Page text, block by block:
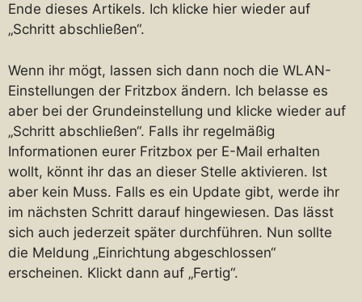
Ende dieses Artikels. Ich klicke hier wieder auf
„Schritt abschließen“.
Wenn ihr mögt, lassen sich dann noch die WLAN-
Einstellungen der Fritzbox ändern. Ich belasse es
aber bei der Grundeinstellung und klicke wieder auf
„Schritt abschließen“. Falls ihr regelmäßig
Informationen eurer Fritzbox per E-Mail erhalten
wollt, könnt ihr das an dieser Stelle aktivieren. Ist
aber kein Muss. Falls es ein Update gibt, werde ihr
im nächsten Schritt darauf hingewiesen. Das lässt
sich auch jederzeit später durchführen. Nun sollte
die Meldung „Einrichtung abgeschlossen“
erscheinen. Klickt dann auf „Fertig“.